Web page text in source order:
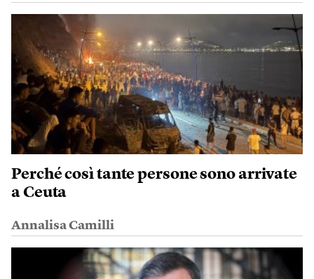
Perché così tante persone sono arrivate
a Ceuta
Annalisa Camilli